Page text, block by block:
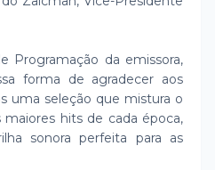
Programação da emissora,
forma de agradecer aos
uma seleção que mistura o
hits de cada época,
sonora perfeita para as